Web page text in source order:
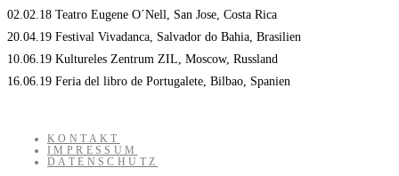
02.02.18 Teatro Eugene O´Nell, San Jose, Costa Rica
20.04.19 Festival Vivadanca, Salvador do Bahia, Brasilien
10.06.19 Kultureles Zentrum ZIL, Moscow, Russland
16.06.19 Feria del libro de Portugalete, Bilbao, Spanien
KONTAKT
IMPRESSUM
DATENSCHUTZ